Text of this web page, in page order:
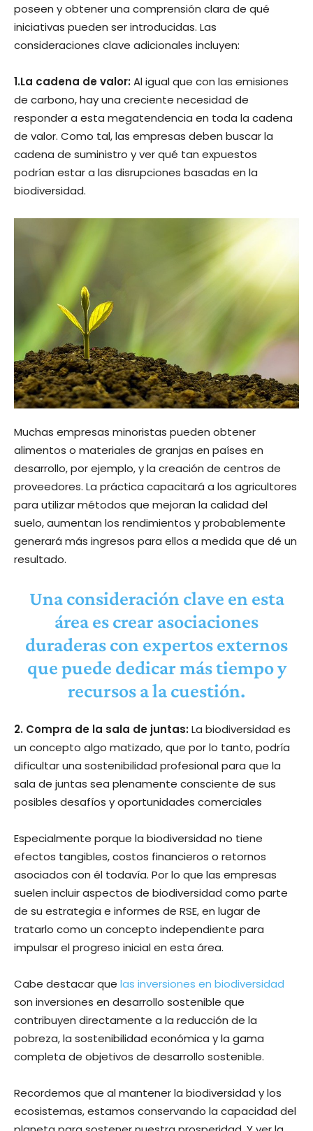
poseen y obtener una comprensión clara de qué
iniciativas pueden ser introducidas. Las
consideraciones clave adicionales incluyen:
1.La cadena de valor:Al igual que con las emisiones
de carbono, hay una creciente necesidad de
responder a esta megatendencia en toda la cadena
de valor. Como tal, las empresas deben buscar la
cadena de suministro y ver qué tan expuestos
podrían estar a las disrupciones basadas en la
biodiversidad.
Muchas empresas minoristas pueden obtener
alimentos o materiales de granjas en países en
desarrollo, por ejemplo, y la creación de centros de
proveedores. La práctica capacitará a los agricultores
para utilizar métodos que mejoran la calidad del
suelo, aumentan los rendimientos y probablemente
generará más ingresos para ellos a medida que dé un
resultado.
Una consideración clave en esta
área es crear asociaciones
duraderas con expertos externos
que puede dedicar más tiempo y
recursos a la cuestión.
2. Compra de la sala de juntas:La biodiversidad es
un concepto algo matizado, que por lo tanto, podría
dificultar una sostenibilidad profesional para que la
sala de juntas sea plenamente consciente de sus
posibles desafíos y oportunidades comerciales
Especialmente porque la biodiversidad no tiene
efectos tangibles, costos financieros o retornos
asociados con él todavía. Por lo que las empresas
suelen incluir aspectos de biodiversidad como parte
de su estrategia e informes de RSE, en lugar de
tratarlo como un concepto independiente para
impulsar el progreso inicial en esta área.
Cabe destacar que las inversiones en biodiversidad
son inversiones en desarrollo sostenible que
contribuyen directamente a la reducción de la
pobreza, la sostenibilidad económica y la gama
completa de objetivos de desarrollo sostenible.
Recordemos que al mantener la biodiversidad y los
ecosistemas, estamos conservando la capacidad del